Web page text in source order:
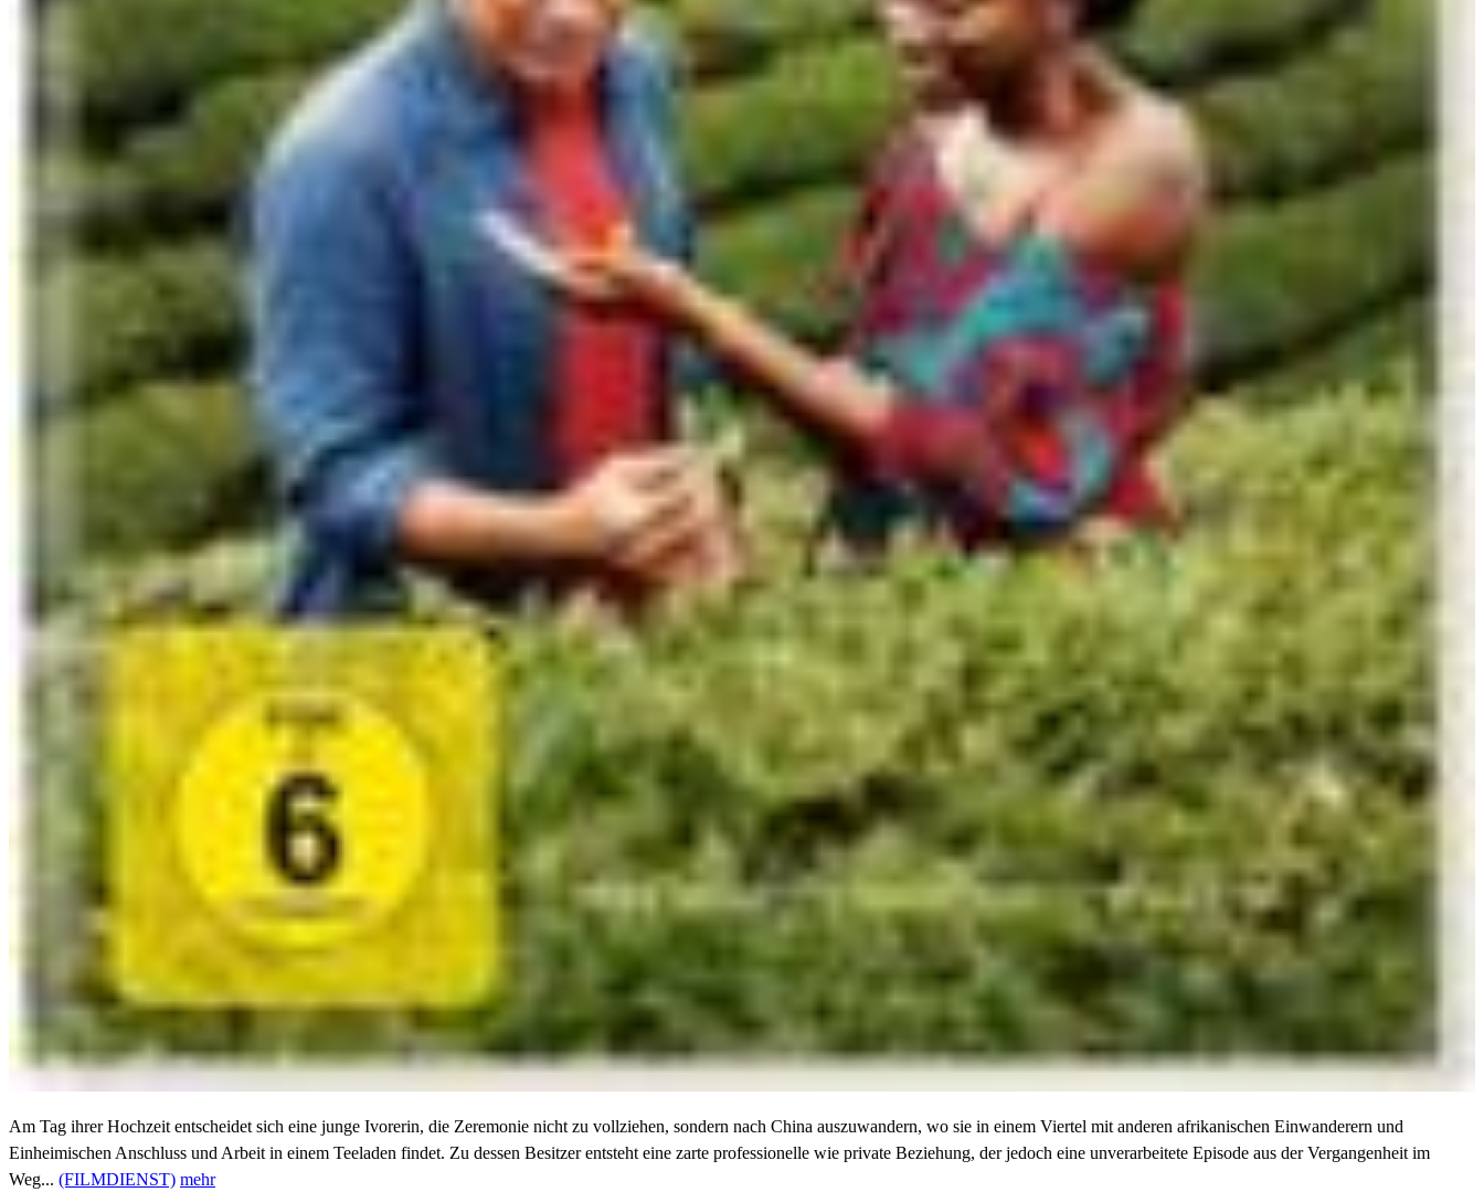
Am Tag ihrer Hochzeit entscheidet sich eine junge Ivorerin, die Zeremonie nicht zu vollziehen, sondern nach China auszuwandern, wo sie in einem Viertel mit anderen afrikanischen Einwanderern und
Einheimischen Anschluss und Arbeit in einem Teeladen findet. Zu dessen Besitzer entsteht eine zarte professionelle wie private Beziehung, der jedoch eine unverarbeitete Episode aus der Vergangenheit im
Weg... (FILMDIENST) mehr